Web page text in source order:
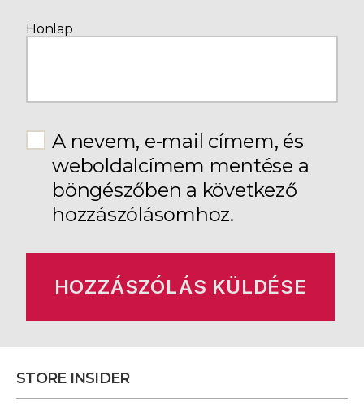
Honlap
A nevem, e-mail címem, és
weboldalcímem mentése a
böngészőben a következő
hozzászólásomhoz.
STORE INSIDER